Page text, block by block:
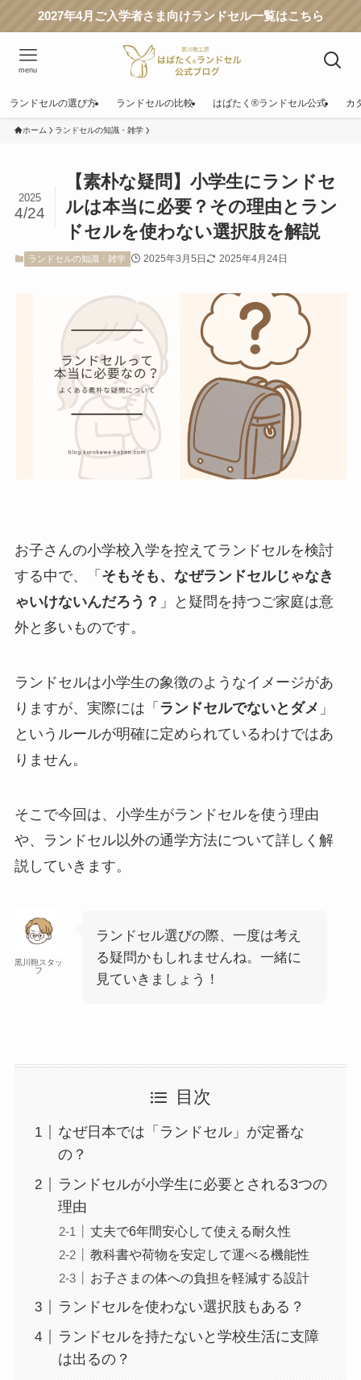
2027年4月ご入学者さま向けランドセル一覧はこちら
menu
ランドセルの選び方 ランドセルの比較 はばたく®ランドセル公式 カ
ホーム ランドセルの知識・雑学
【素朴な疑問】小学生にランドセ
ルは本当に必要？その理由とラン
ドセルを使わない選択肢を解説
2025
4/24
ランドセルの知識・雑学 2025年3月5日 2025年4月24日
お子さんの小学校入学を控えてランドセルを検討
する中で、「 そもそも、なぜランドセルじゃなき
ゃいけないんだろう？ 」と疑問を持つご家庭は意
外と多いものです。
ランドセルは小学生の象徴のようなイメージがあ
りますが、実際には「 ランドセルでないとダメ 」
というルールが明確に定められているわけではあ
りません。
そこで今回は、小学生がランドセルを使う理由
や、ランドセル以外の通学方法について詳しく解
説していきます。
黒川鞄スタッ
フ
ランドセル選びの際、一度は考え
る疑問かもしれませんね。一緒に
見ていきましょう！
目次
なぜ日本では「ランドセル」が定番な
の？
ランドセルが小学生に必要とされる3つの
理由
丈夫で6年間安心して使える耐久性
教科書や荷物を安定して運べる機能性
お子さまの体への負担を軽減する設計
ランドセルを使わない選択肢もある？
ランドセルを持たないと学校生活に支障
は出るの？